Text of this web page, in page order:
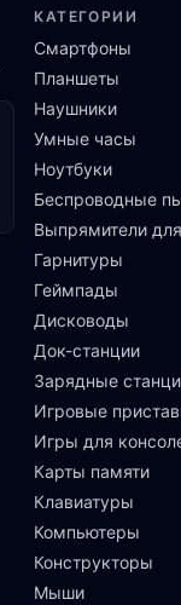
КАТЕГОРИИ
Смартфоны
Планшеты
Наушники
Умные часы
Ноутбуки
Беспроводные
Выпрямители
Гарнитуры
Геймпады
Дисководы
Док-станции
Зарядные
Игровые
Игры для
Карты памяти
Клавиатуры
Компьютеры
Конструкторы
Мыши